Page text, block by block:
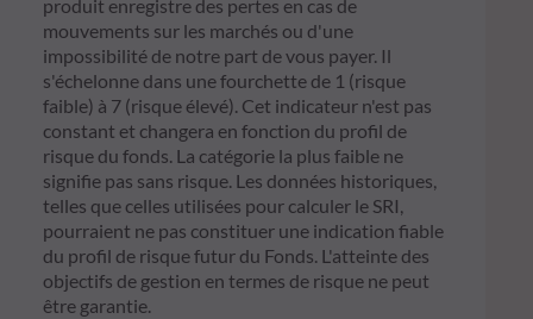
produit enregistre des pertes en cas de
mouvements sur les marchés ou d'une
impossibilité de notre part de vous payer. Il
s'échelonne dans une fourchette de 1 (risque
faible) à 7 (risque élevé). Cet indicateur n'est pas
constant et changera en fonction du profil de
risque du fonds. La catégorie la plus faible ne
signifie pas sans risque. Les données historiques,
telles que celles utilisées pour calculer le SRI,
pourraient ne pas constituer une indication fiable
du profil de risque futur du Fonds. L'atteinte des
objectifs de gestion en termes de risque ne peut
être garantie.